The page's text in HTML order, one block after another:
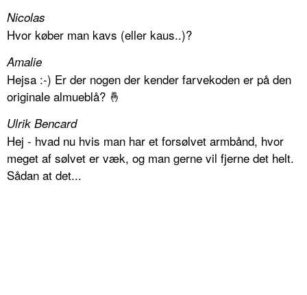
Nicolas
Hvor køber man kavs (eller kaus..)?
Amalie
Hejsa :-) Er der nogen der kender farvekoden er på den
originale almueblå? 🤞
Ulrik Bencard
Hej - hvad nu hvis man har et forsølvet armbånd, hvor
meget af sølvet er væk, og man gerne vil fjerne det helt.
Sådan at det...